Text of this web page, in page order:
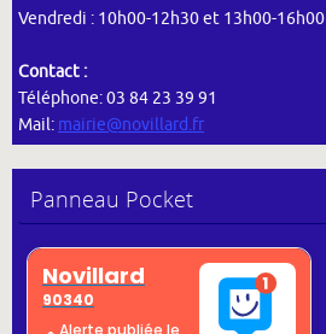
Vendredi : 10h00-12h30 et 13h00-16h00
Contact :
Téléphone: 03 84 23 39 91
Mail: mairie@novillard.fr
Panneau Pocket